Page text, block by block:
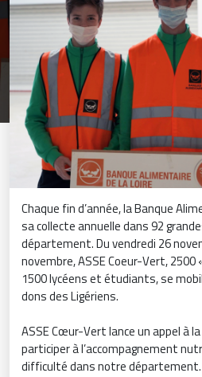
Chaque fin d’année, la Banque
sa collecte annuelle dans 92
département. Du vendredi 26
novembre, ASSE Coeur-Vert, 2500
1500 lycéens et étudiants, se
dons des Ligériens.
ASSE Cœur-Vert lance un appel à
participer à l’accompagnement
difficulté dans notre département.